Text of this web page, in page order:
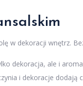
w dekoracji wnętrz.
dekoracja, ale i
i dekoracje dodają